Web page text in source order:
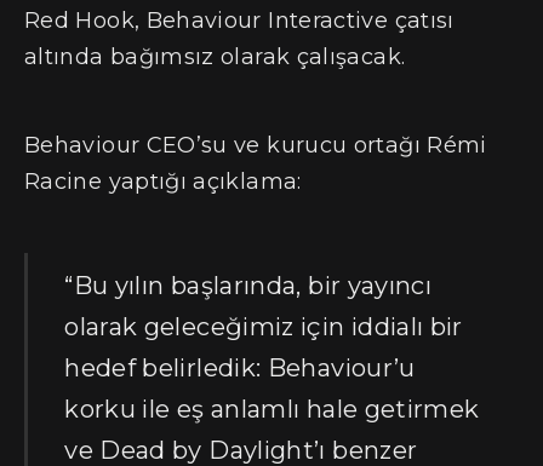
Red Hook, Behaviour Interactive çatısı
altında bağımsız olarak çalışacak.
Behaviour CEO’su ve kurucu ortağı Rémi
Racine yaptığı açıklama:
“Bu yılın başlarında, bir yayıncı
olarak geleceğimiz için iddialı bir
hedef belirledik: Behaviour’u
korku ile eş anlamlı hale getirmek
ve Dead by Daylight’ı benzer